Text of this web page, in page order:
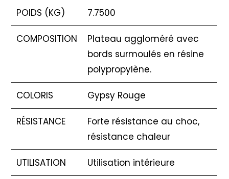
POIDS (KG) 7.7500
COMPOSITION
Plateau aggloméré avec
bords surmoulés en résine
polypropylène.
COLORIS Gypsy Rouge
RÉSISTANCE
Forte résistance au choc,
résistance chaleur
UTILISATION Utilisation intérieure